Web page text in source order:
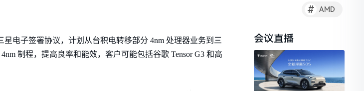
# AMD
电子签署协议，计划从台积电转移部分 4nm 处理器业务到三
制程，提高良率和能效，客户可能包括谷歌 Tensor G3 和高
会议直播